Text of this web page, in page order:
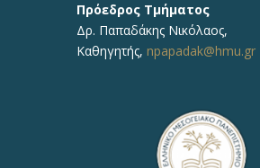
Πρόεδρος Τμήματος
Δρ. Παπαδάκης Νικόλαος,
Καθηγητής, npapadak@hmu.gr